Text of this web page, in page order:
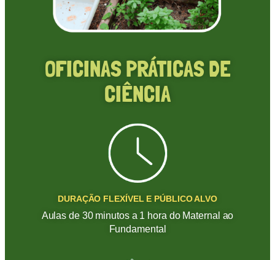
OFICINAS PRÁTICAS DE
CIÊNCIA
DURAÇÃO FLEXÍVEL E PÚBLICO ALVO
Aulas de 30 minutos a 1 hora do Maternal ao
Fundamental